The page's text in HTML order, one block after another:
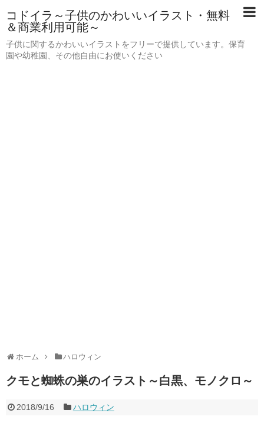
コドイラ～子供のかわいいイラスト・無料
＆商業利用可能～
子供に関するかわいいイラストをフリーで提供しています。保育
園や幼稚園、その他自由にお使いください
ホーム ハロウィン
クモと蜘蛛の巣のイラスト～白黒、モノクロ～
2018/9/16 ハロウィン